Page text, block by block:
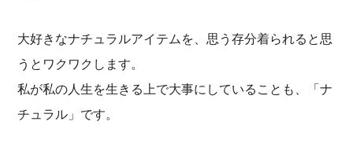
大好きなナチュラルアイテムを、思う存分着られると思
うとワクワクします。
私が私の人生を生きる上で大事にしていることも、「ナ
チュラル」です。